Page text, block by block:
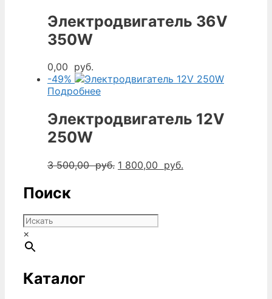
Электродвигатель 36V
350W
0,00 руб.
-49%
Подробнее
Электродвигатель 12V
250W
3 500,00руб. Первоначальная
500,00
руб..
1 800,00 руб.
Поиск
×
Каталог